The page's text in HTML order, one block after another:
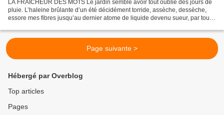
LA FRAÎCHEUR DES MOTS Le jardin semble avoir tout oublié des jours de
pluie. L’haleine brûlante d’un été décidément torride, assèche, dessèche,
essore mes fibres jusqu’au dernier atome de liquide devenu sueur, par tous
Page suivante >
Hébergé par Overblog
Top articles
Pages